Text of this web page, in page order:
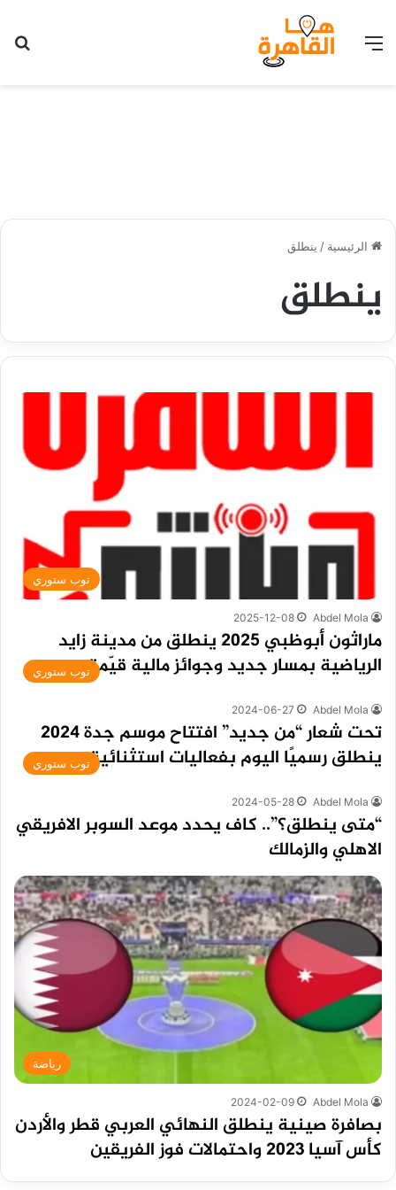
القائمة
الرئيسية / ينطلق
ينطلق
توب ستوري
Abdel Mola
2025-12-08
ماراثون أبوظبي 2025 ينطلق من مدينة زايد
الرياضية بمسار جديد وجوائز مالية قيّمةتوب ستوري
Abdel Mola
2024-06-27
تحت شعار “من جديد” افتتاح موسم جدة 2024
ينطلق رسميًا اليوم بفعاليات استثنائيةتوب ستوري
Abdel Mola
2024-05-28
“متى ينطلق؟”.. كاف يحدد موعد السوبر الافريقي
الاهلي والزمالك
رياضة
Abdel Mola
2024-02-09
بصافرة صينية ينطلق النهائي العربي قطر والأردن
كأس آسيا 2023 واحتمالات فوز الفريقين